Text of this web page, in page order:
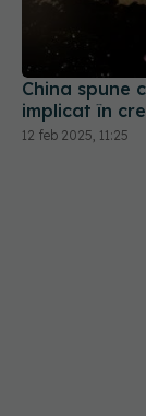
China
implicat în
12 feb 2025, 11:25